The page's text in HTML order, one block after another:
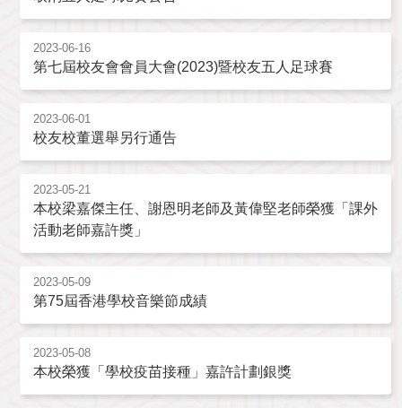
2023-06-16
第七屆校友會會員大會(2023)暨校友五人足球賽
2023-06-01
校友校董選舉另行通告
2023-05-21
本校梁嘉傑主任、謝恩明老師及黃偉堅老師榮獲「課外
活動老師嘉許獎」
2023-05-09
第75屆香港學校音樂節成績
2023-05-08
本校榮獲「學校疫苗接種」嘉許計劃銀獎